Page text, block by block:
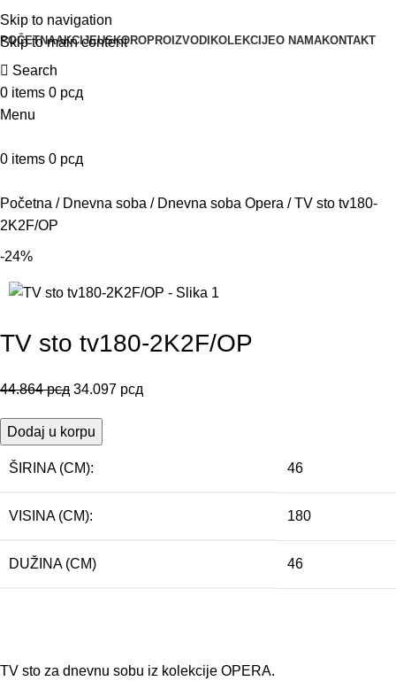
Skip to navigation
Skip to main content
POČETNAAKCIJEUSKOROPROIZVODI KOLEKCIJEO NAMAKONTAKT
Search
0 items 0 рсд
Menu
0 items 0 рсд
Početna Dnevna soba Dnevna soba Opera
TV sto tv180-
2K2F/OP
-24%
TV sto tv180-2K2F/OP
44.864рсд 34.097 рсд
Dodaj u korpu
ŠIRINA (CM): 46
VISINA (CM): 180
DUŽINA (CM) 46
TV sto za dnevnu sobu iz kolekcije OPERA.